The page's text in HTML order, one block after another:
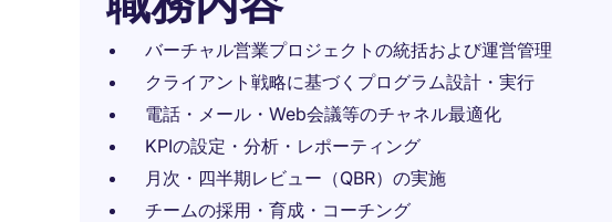
バーチャル営業プロジェクトの統括および運営管理
クライアント戦略に基づくプログラム設計・実行
電話・メール・Web会議等のチャネル最適化
KPIの設定・分析・レポーティング
月次・四半期レビュー（QBR）の実施
チームの採用・育成・コーチング